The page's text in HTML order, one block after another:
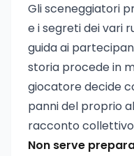
Gli sceneggiatori
e i segreti dei vari
guida ai
storia procede in
giocatore decide
panni del proprio
racconto
Non serve